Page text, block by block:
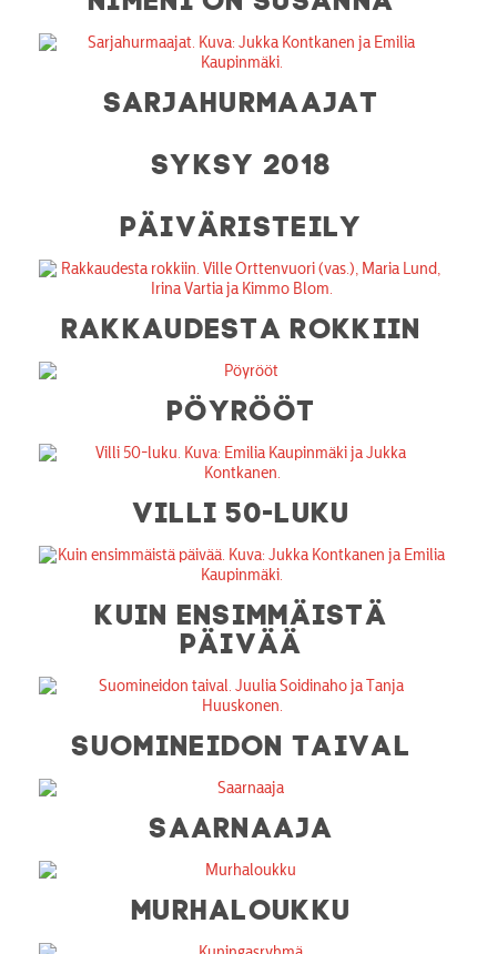
SARJAHURMAAJAT
SYKSY 2018
PÄIVÄRISTEILY
RAKKAUDESTA ROKKIIN
PÖYRÖÖT
VILLI 50-LUKU
KUIN ENSIMMÄISTÄ
PÄIVÄÄ
SUOMINEIDON TAIVAL
SAARNAAJA
MURHALOUKKU